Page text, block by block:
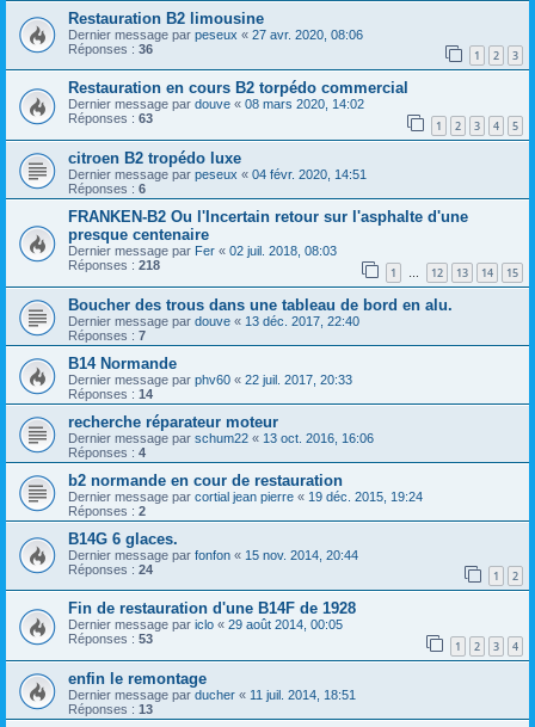
Restauration B2 limousine
Dernier message par peseux « 27 avr. 2020, 08:06
Réponses : 36 1 2 3
Restauration en cours B2 torpédo commercial
Dernier message par douve « 08 mars 2020, 14:02
Réponses : 63 1 2 3 4 5
citroen B2 tropédo luxe
Dernier message par peseux « 04 févr. 2020, 14:51
Réponses : 6
FRANKEN-B2 Ou l'Incertain retour sur l'asphalte d'une
presque centenaire
Dernier message par Fer « 02 juil. 2018, 08:03
Réponses : 218 1 … 12 13 14 15
Boucher des trous dans une tableau de bord en alu.
Dernier message par douve « 13 déc. 2017, 22:40
Réponses : 7
B14 Normande
Dernier message par phv60 « 22 juil. 2017, 20:33
Réponses : 14
recherche réparateur moteur
Dernier message par schum22 « 13 oct. 2016, 16:06
Réponses : 4
b2 normande en cour de restauration
Dernier message par cortial jean pierre « 19 déc. 2015, 19:24
Réponses : 2
B14G 6 glaces.
Dernier message par fonfon « 15 nov. 2014, 20:44
Réponses : 24 1 2
Fin de restauration d'une B14F de 1928
Dernier message par iclo « 29 août 2014, 00:05
Réponses : 53 1 2 3 4
enfin le remontage
Dernier message par ducher « 11 juil. 2014, 18:51
Réponses : 13